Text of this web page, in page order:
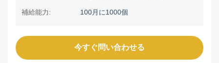
補給能力: 100月に1000個
今すぐ問い合わせる